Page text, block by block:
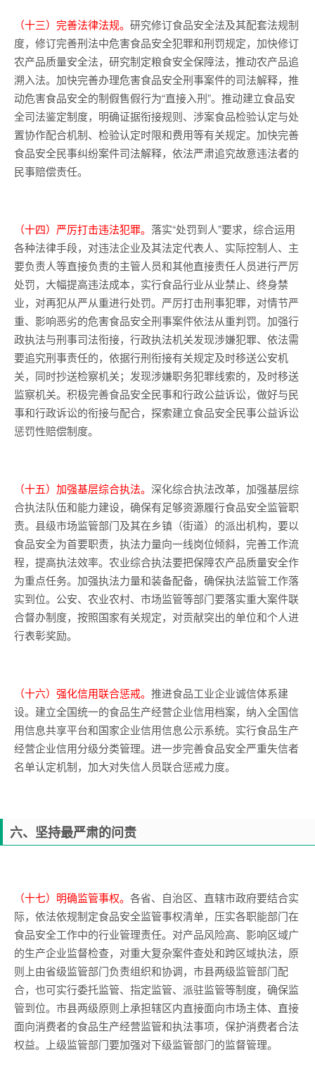
（十三）完善法律法规。 研究修订食品安全法及其配套法规制
度，修订完善刑法中危害食品安全犯罪和刑罚规定，加快修订
农产品质量安全法，研究制定粮食安全保障法，推动农产品追
溯入法。加快完善办理危害食品安全刑事案件的司法解释，推
动危害食品安全的制假售假行为“直接入刑”。推动建立食品安
全司法鉴定制度，明确证据衔接规则、涉案食品检验认定与处
置协作配合机制、检验认定时限和费用等有关规定。加快完善
食品安全民事纠纷案件司法解释，依法严肃追究故意违法者的
民事赔偿责任。
（十四）严厉打击违法犯罪。 落实“处罚到人”要求，综合运用
各种法律手段，对违法企业及其法定代表人、实际控制人、主
要负责人等直接负责的主管人员和其他直接责任人员进行严厉
处罚，大幅提高违法成本，实行食品行业从业禁止、终身禁
业，对再犯从严从重进行处罚。严厉打击刑事犯罪，对情节严
重、影响恶劣的危害食品安全刑事案件依法从重判罚。加强行
政执法与刑事司法衔接，行政执法机关发现涉嫌犯罪、依法需
要追究刑事责任的，依据行刑衔接有关规定及时移送公安机
关，同时抄送检察机关；发现涉嫌职务犯罪线索的，及时移送
监察机关。积极完善食品安全民事和行政公益诉讼，做好与民
事和行政诉讼的衔接与配合，探索建立食品安全民事公益诉讼
惩罚性赔偿制度。
（十五）加强基层综合执法。 深化综合执法改革，加强基层综
合执法队伍和能力建设，确保有足够资源履行食品安全监管职
责。县级市场监管部门及其在乡镇（街道）的派出机构，要以
食品安全为首要职责，执法力量向一线岗位倾斜，完善工作流
程，提高执法效率。农业综合执法要把保障农产品质量安全作
为重点任务。加强执法力量和装备配备，确保执法监管工作落
实到位。公安、农业农村、市场监管等部门要落实重大案件联
合督办制度，按照国家有关规定，对贡献突出的单位和个人进
行表彰奖励。
（十六）强化信用联合惩戒。 推进食品工业企业诚信体系建
设。建立全国统一的食品生产经营企业信用档案，纳入全国信
用信息共享平台和国家企业信用信息公示系统。实行食品生产
经营企业信用分级分类管理。进一步完善食品安全严重失信者
名单认定机制，加大对失信人员联合惩戒力度。
六、坚持最严肃的问责
（十七）明确监管事权。 各省、自治区、直辖市政府要结合实
际，依法依规制定食品安全监管事权清单，压实各职能部门在
食品安全工作中的行业管理责任。对产品风险高、影响区域广
的生产企业监督检查，对重大复杂案件查处和跨区域执法，原
则上由省级监管部门负责组织和协调，市县两级监管部门配
合，也可实行委托监管、指定监管、派驻监管等制度，确保监
管到位。市县两级原则上承担辖区内直接面向市场主体、直接
面向消费者的食品生产经营监管和执法事项，保护消费者合法
权益。上级监管部门要加强对下级监管部门的监督管理。